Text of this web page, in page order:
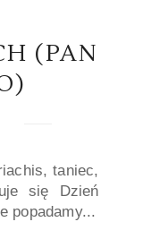
(PAN
taniec,
się Dzień
popadamy...